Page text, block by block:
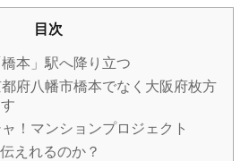
目次
本」駅へ降り立つ
府八幡市橋本でなく大阪府枚方
！マンションプロジェクト
えれるのか？